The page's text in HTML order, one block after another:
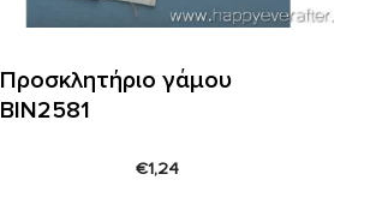
Προσκλητήριο γάμου
ΒΙΝ2581
€1,24